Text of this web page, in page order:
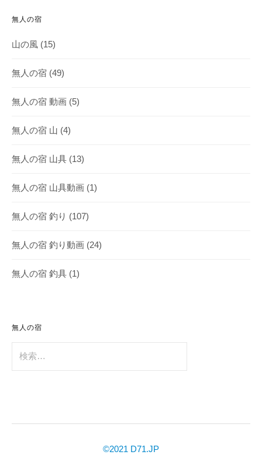
無人の宿
山の風 (15)
無人の宿 (49)
無人の宿 動画 (5)
無人の宿 山 (4)
無人の宿 山具 (13)
無人の宿 山具動画 (1)
無人の宿 釣り (107)
無人の宿 釣り動画 (24)
無人の宿 釣具 (1)
無人の宿
索:
©2021 D71.JP